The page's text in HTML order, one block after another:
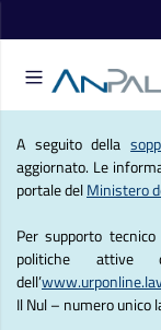
A seguito della
aggiornato. Le
portale delMinistero
Per supporto
politiche
dell’
Il Nul – numero unico